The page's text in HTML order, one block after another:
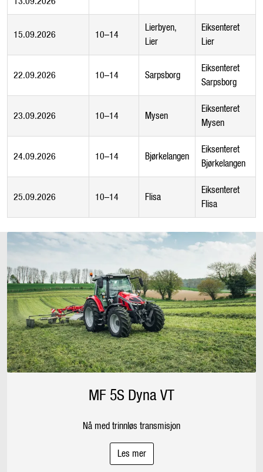
15.09.2026 10–14
Lierbyen,
Lier
Eiksenteret
Lier
22.09.2026 10–14 Sarpsborg
Eiksenteret
Sarpsborg
23.09.2026 10–14 Mysen
Eiksenteret
Mysen
24.09.2026 10–14 Bjørkelangen
Eiksenteret
Bjørkelangen
25.09.2026 10–14 Flisa
Eiksenteret
Flisa
MF 5S Dyna VT
Nå med trinnløs transmisjon
Les mer